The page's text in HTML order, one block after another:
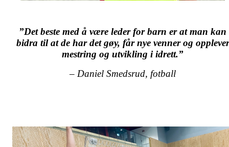
”Det beste med å være leder for barn er at man kan
bidra tilat de har det gøy, får nye venner og opplever
mestring og utvikling i idrett.”
– Daniel Smedsrud, fotball